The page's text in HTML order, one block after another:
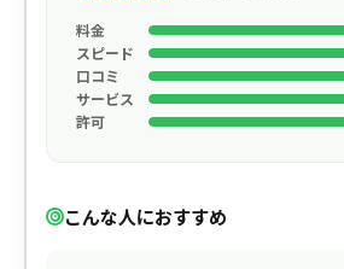
料金
スピード
口コミ
サービス
許可
こんな人におすすめ